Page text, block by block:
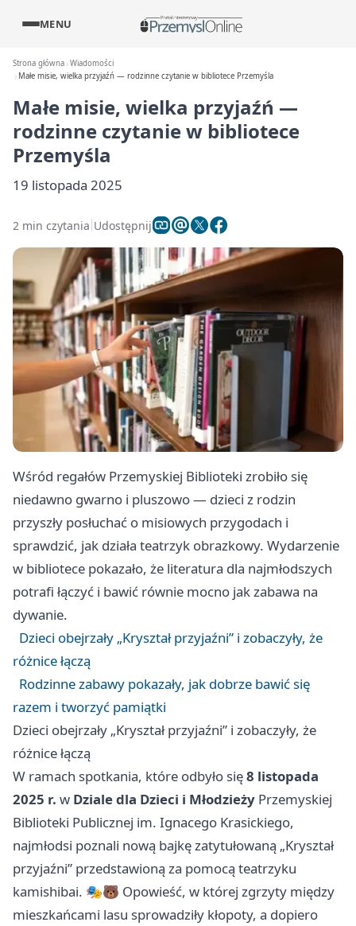
MENU
Strona główna Wiadomości
Małe misie, wielka przyjaźń — rodzinne czytanie w bibliotece Przemyśla
Małe misie, wielka przyjaźń —
rodzinne czytanie w bibliotece
Przemyśla
19 listopada 2025
2 min czytania Udostępnij
Wśród regałów Przemyskiej Biblioteki zrobiło się
niedawno gwarno i pluszowo — dzieci z rodzin
przyszły posłuchać o misiowych przygodach i
sprawdzić, jak działa teatrzyk obrazkowy. Wydarzenie
w bibliotece pokazało, że literatura dla najmłodszych
potrafi łączyć i bawić równie mocno jak zabawa na
dywanie.
Dzieci obejrzały „Kryształ przyjaźni” i zobaczyły, że
różnice łączą
Rodzinne zabawy pokazały, jak dobrze bawić się
razem i tworzyć pamiątki
Dzieci obejrzały „Kryształ przyjaźni” i zobaczyły, że
różnice łączą
W ramach spotkania, które odbyło się8 listopada
2025 r. w Dziale dla Dzieci i Młodzieży Przemyskiej
Biblioteki Publicznej im. Ignacego Krasickiego,
najmłodsi poznali nową bajkę zatytułowaną „Kryształ
przyjaźni” przedstawioną za pomocą teatrzyku
kamishibai. 🎭🐻 Opowieść, w której zgrzyty między
mieszkańcami lasu sprowadziły kłopoty, a dopiero